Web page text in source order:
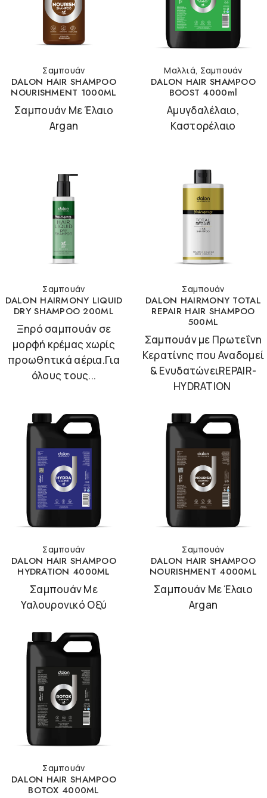
Σαμπουάν
DALON HAIR SHAMPOO
NOURISHMENT 1000ML
Σαμπουάν Με Έλαιο
Argan
Μαλλιά, Σαμπουάν
DALON HAIR SHAMPOO
BOOST 4000ml
Αμυγδαλέλαιο,
Καστορέλαιο
Σαμπουάν
DALON HAIRMONY LIQUID
DRY SHAMPOO 200ML
Ξηρό σαμπουάν σε
μορφή κρέμας χωρίς
προωθητικά αέρια.Για
όλους τους...
Σαμπουάν
DALON HAIRMONY TOTAL
REPAIR HAIR SHAMPOO
500ML
Σαμπουάν με Πρωτεΐνη
Κερατίνης που Αναδομεί
& ΕνυδατώνειREPAIR-
HYDRATION
Σαμπουάν
DALON HAIR SHAMPOO
HYDRATION 4000ML
Σαμπουάν Με
Υαλουρονικό Οξύ
Σαμπουάν
DALON HAIR SHAMPOO
NOURISHMENT 4000ML
Σαμπουάν Με Έλαιο
Argan
Σαμπουάν
DALON HAIR SHAMPOO
BOTOX 4000ML